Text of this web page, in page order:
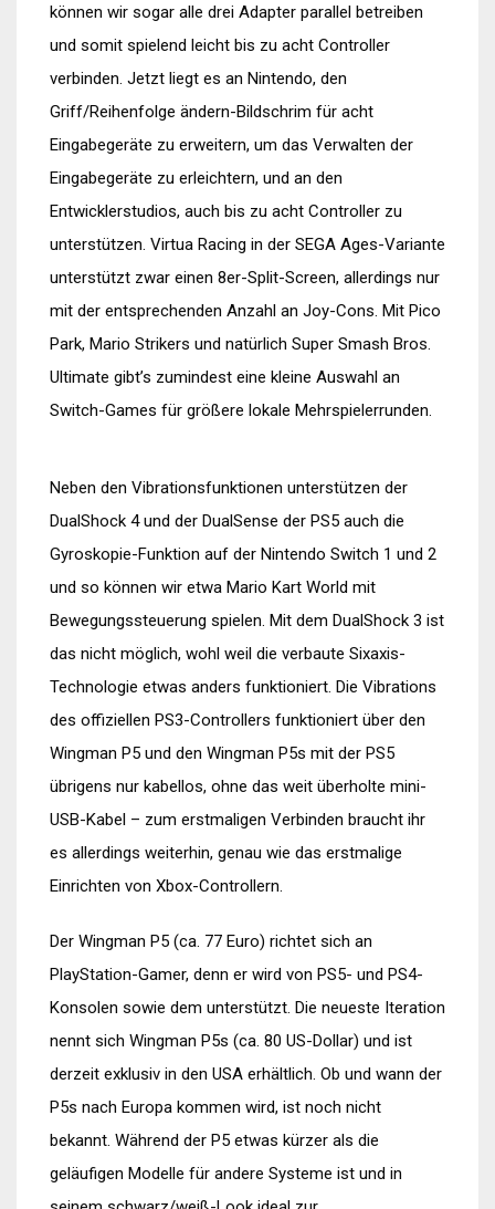
können wir sogar alle drei Adapter parallel betreiben
und somit spielend leicht bis zu acht Controller
verbinden. Jetzt liegt es an Nintendo, den
Griff/Reihenfolge ändern-Bildschrim für acht
Eingabegeräte zu erweitern, um das Verwalten der
Eingabegeräte zu erleichtern, und an den
Entwicklerstudios, auch bis zu acht Controller zu
unterstützen. Virtua Racing in der SEGA Ages-Variante
unterstützt zwar einen 8er-Split-Screen, allerdings nur
mit der entsprechenden Anzahl an Joy-Cons. Mit Pico
Park, Mario Strikers und natürlich Super Smash Bros.
Ultimate gibt’s zumindest eine kleine Auswahl an
Switch-Games für größere lokale Mehrspielerrunden.
Neben den Vibrationsfunktionen unterstützen der
DualShock 4 und der DualSense der PS5 auch die
Gyroskopie-Funktion auf der Nintendo Switch 1 und 2
und so können wir etwa Mario Kart World mit
Bewegungssteuerung spielen. Mit dem DualShock 3 ist
das nicht möglich, wohl weil die verbaute Sixaxis-
Technologie etwas anders funktioniert. Die Vibrations
des offiziellen PS3-Controllers funktioniert über den
Wingman P5 und den Wingman P5s mit der PS5
übrigens nur kabellos, ohne das weit überholte mini-
USB-Kabel – zum erstmaligen Verbinden braucht ihr
es allerdings weiterhin, genau wie das erstmalige
Einrichten von Xbox-Controllern.
Der Wingman P5 (ca. 77 Euro) richtet sich an
PlayStation-Gamer, denn er wird von PS5- und PS4-
Konsolen sowie dem unterstützt. Die neueste Iteration
nennt sich Wingman P5s (ca. 80 US-Dollar) und ist
derzeit exklusiv in den USA erhältlich. Ob und wann der
P5s nach Europa kommen wird, ist noch nicht
bekannt. Während der P5 etwas kürzer als die
geläufigen Modelle für andere Systeme ist und in